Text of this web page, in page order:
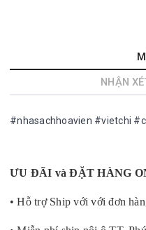
NHẬN
#nhasachhoavien #vietchi
ƯU ĐÃI và ĐẶT HÀNG
• Hỗ trợ Ship với với đơn